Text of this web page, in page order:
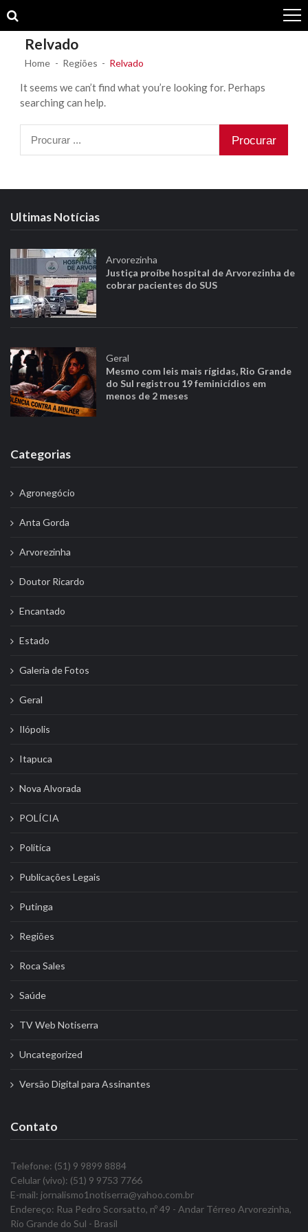
to
navigation
to
contentRelvado
Home Regiões Relvado
It seems we can’t find what you’re looking for. Perhaps
searching can help.
por:
Ultimas Notícias
Arvorezinha
Justiça proíbe hospital de Arvorezinha de
cobrar pacientes do SUS
Geral
Mesmo com leis mais rígidas, Rio Grande
do Sul registrou 19 feminicídios em
menos de 2 meses
Categorias
Agronegócio
Anta Gorda
Arvorezinha
Doutor Ricardo
Encantado
Estado
Galeria de Fotos
Geral
Ilópolis
Itapuca
Nova Alvorada
POLÍCIA
Politíca
Publicações Legais
Putinga
Regiões
Roca Sales
Saúde
TV Web Notiserra
Uncategorized
Versão Digital para Assinantes
Contato
Telefone: (51) 9 9899 8884
Celular (vivo): (51) 9 9753 7766
E-mail: jornalismo1notiserra@yahoo.com.br
Endereço: Rua Pedro Scorsatto, nº 49 - Andar Térreo Arvorezinha,
Rio Grande do Sul - Brasil